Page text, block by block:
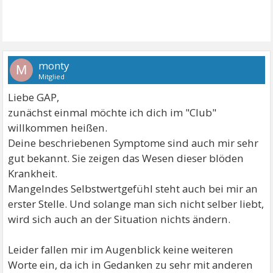
M monty
Mitglied
Liebe GAP,
zunächst einmal möchte ich dich im "Club"
willkommen heißen.
Deine beschriebenen Symptome sind auch mir sehr
gut bekannt. Sie zeigen das Wesen dieser blöden
Krankheit.
Mangelndes Selbstwertgefühl steht auch bei mir an
erster Stelle. Und solange man sich nicht selber liebt,
wird sich auch an der Situation nichts ändern.
Leider fallen mir im Augenblick keine weiteren
Worte ein, da ich in Gedanken zu sehr mit anderen